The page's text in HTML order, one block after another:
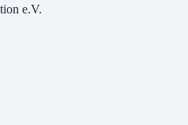
e.V.